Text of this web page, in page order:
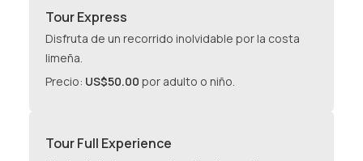
Tour Express
Disfruta de un recorrido inolvidable por la costa
limeña.
Precio: US$50.00 por adulto o niño.
Tour Full Experience